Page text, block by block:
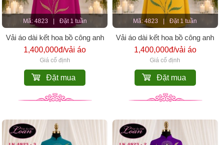
Mã: 4823 | Đặt 1 tuần
Vải áo dài kết hoa bồ công anh
1,400,000đ/vải áo
Giá cố định
Đặt mua
Mã: 4823 | Đặt 1 tuần
Vải áo dài kết hoa bồ công anh
1,400,000đ/vải áo
Giá cố định
Đặt mua